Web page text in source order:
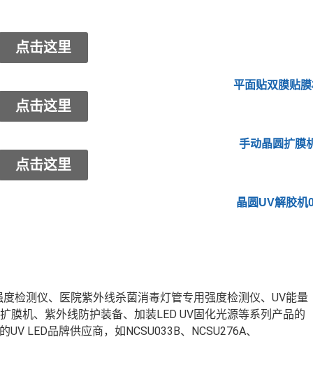
点击这里
平面贴双膜贴
点击这里
手动晶圆扩膜
点击这里
晶圆UV解胶机
测仪、医院紫外线杀菌消毒灯管专用强度检测仪、UV能量
膜机、紫外线防护装备、加装LED UV固化光源等系列产品的
LED品牌供应商，如NCSU033B、NCSU276A、